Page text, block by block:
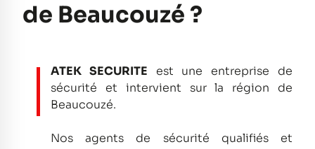
de Beaucouzé ?
ATEK SECURITE est une entreprise de
sécurité et intervient sur la région de
Beaucouzé.
Nos agents de sécurité qualifiés et